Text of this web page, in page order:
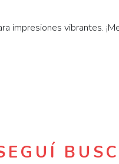
vibrantes.